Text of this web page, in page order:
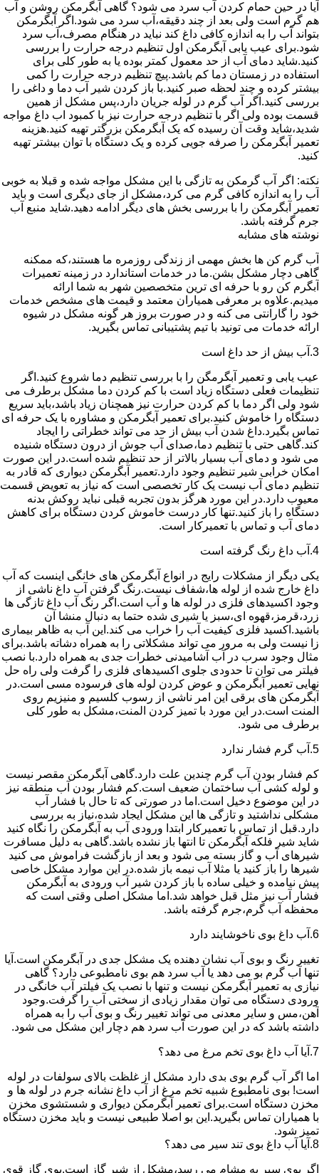
آیا در حین حمام کردن آب سرد می شود؟ گاهی آبگرمکن روشن و آب
هم گرم است ولی بعد از چند دقیقه،آب سرد می شود.اگر آبگرمکن
بتواند آب را به اندازه کافی داغ کند نباید در هنگام مصرف،آب سرد
شود.برای عیب یابی آبگرمکن اول تنظیم درجه حرارت را بررسی
کنید.شاید دمای آب از حد معمول کمتر بوده یا به طور کلی برای
استفاده در زمستان دما کم باشد.پیچ تنظیم درجه حرارت را کمی
بیشتر کرده و چند لحظه صبر کنید.با باز کردن شیر آب دما و داغی را
بررسی کنید.اگر آب گرم در لوله جریان دارد،پس مشکل از همین
قسمت بوده ولی اگر با تنظیم درجه حرارت نیز با کمبود اب داغ مواجه
شدید،شاید وقت آن رسیده که یک آبگرمکن بزرگتر تهیه کنید.هزینه
تعمیر آبگرمکن را صرفه جویی کرده و یک دستگاه با توان بیشتر تهیه
کنید.
نکته: اگر آب گرمکن به تازگی با این مشکل مواجه شده و قبلا به خوبی
آب را به اندازه کافی گرم می کرد،مشکل از جای دیگری است و باید
تعمیر آبگرمکن را با بررسی بخش های دیگر ادامه دهید.شاید منبع آب
جرم گرفته باشد.
نوشته های مشابه
آب گرم کن ها بخش مهمی از زندگی روزمره ما هستند،که ممکنه
گاهی دچار مشکل بشن.ما در خدمات استاندارد در زمینه تعمیرات
آبگرم کن رو با حرفه ای ترین متخصصین شهر به شما ارائه
میدیم.علاوه بر معرفی همیاران معتمد و قیمت های مشخص خدمات
خود را گارانتی می کنه و در صورت بروز هر گونه مشکل در شیوه
ارائه خدمات می تونید با تیم پشتیبانی تماس بگیرید.
3.آب بیش از حد داغ است
عیب یابی و تعمیر آبگرمگن را با بررسی تنظیم دما شروع کنید.اگر
تنظیمات فعلی دستگاه زیاد است با کم کردن دما مشکل برطرف می
شود ولی اگر دما با کم کردن حرارت نیز همچنان زیاد باشد،باید سریع
دستگاه را خاموش کنید.برای تعمیر آبگرمکن و مشاوره با یک حرفه ای
تماس بگیرد.داغ شدن آب بیش از حد می تواند خطراتی را ایجاد
کند.گاهی حتی با تنظیم دما،صدای آب جوش از درون دستگاه شنیده
می شود و دمای آب بسیار بالاتر از حد تنظیم شده است.در این صورت
امکان خرابی شیر تنظیم وجود دارد.تعمیر آبگرمکن دیواری که قادر به
تنظیم دمای آب نیست یک کار تخصصی است که نیاز به تعویض قسمت
معیوب دارد.در این مورد هرگز بدون تجربه قبلی نباید روکش بدنه
دستگاه را باز کنید.تنها کار درست خاموش کردن دستگاه برای کاهش
دمای آب و تماس با تعمیرکار است.
4.آب داغ رنگ گرفته است
یکی دیگر از مشکلات رایج در انواع آبگرمکن های خانگی اینست که آب
داغ خارج شده از لوله ها،شفاف نیست.رنگ گرفتن آب داغ ناشی از
وجود اکسیدهای فلزی در لوله ها و آب است.اگر رنگ آب داغ تازگی ها
زرد،قرمز،قهوه ای،سبز یا شیری شده حتما به دنبال منشا آن
باشید.اکسید فلزی کیفیت آب را خراب می کند.این آب به ظاهر بیماری
زا نیست ولی به مرور می تواند مشکلاتی را به همراه دشاته باشد.برای
مثال وجود سرب در آب آشامیدنی خطرات جدی به همراه دارد.با نصب
فیلتر می توان تا حدودی جلوی اکسیدهای فلزی را گرفت ولی راه حل
نهایی تعمیر آبگرمکن و عوض کردن لوله های فرسوده مسی است.در
آبگرمکن های برقی این امر ناشی از رسوب کلسیم و منیزیم روی
المنت است.در این مورد با تمیز کردن المنت،مشکل به طور کلی
برطرف می شود.
5.آب گرم فشار ندارد
کم فشار بودن آب گرم چندین علت دارد.گاهی آبگرمکن مقصر نیست
و لوله کشی آب ساختمان ضعیف است.کم فشار بودن آب منطقه نیز
در این موضوع دخیل است.اما در صورتی که تا حال با فشار آب
مشکلی نداشتید و تازگی ها این مشکل ایجاد شده،نیاز به بررسی
دارد.قبل از تماس با تعمیرکار ابتدا ورودی آب به آبگرمکن را نگاه کنید
شاید شیر فلکه آبگرمکن تا انتها باز نشده باشد.گاهی به دلیل مسافرت
شیرهای آب و گاز بسته می شود و بعد از بازگشت فراموش می کنید
شیرها را باز کنید یا مثلا آب نیمه باز شده.در این موارد مشکل خاصی
پیش نیامده و خیلی ساده با باز کردن شیر آب ورودی به آبگرمکن
فشار آب نیز مثل قبل خواهد شد.اما مشکل اصلی وقتی است که
محفظه آب گرم،جرم گرفته باشد.
6.آب داغ بوی ناخوشایند دارد
تغییر رنگ و بوی آب نشان دهنده یک مشکل جدی در آبگرمکن است.آیا
تنها آب گرم بو می دهد یا آب سرد هم بوی نامطبوعی دارد؟ گاهی
نیازی به تعمیر آبگرمکن نیست و تنها با نصب یک فیلتر آب خانگی در
ورودی دستگاه می توان مقدار زیادی از سختی آب را گرفت.وجود
آهن،مس و سایر معدنی می تواند تغییر رنگ و بوی آب را به همراه
داشته باشد که در این صورت آب سرد هم دچار این مشکل می شود.
7.آیا آب داغ بوی تخم مرغ می دهد؟
اما اگر آب گرم بوی بدی دارد مشکل از غلظت بالای سولفات در لوله
است! بوی نامطبوع شبیه تخم مرغ از آب داغ نشانه جرم در لوله ها و
مخزن دستگاه است.برای تعمیر آبگرمکن دیواری و شستشوی مخزن
با همیاران تماس بگیرید.این بو اصلا طبیعی نیست و باید مخزن دستگاه
تمیز شود.
8.آیا آب داغ بوی تند سیر می دهد؟
اگر بوی سیر به مشام می رسد،مشکل از شیر گاز است.بوی گاز قوی